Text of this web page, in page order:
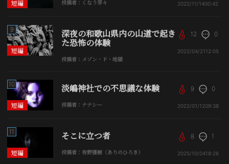
短編 投稿者：くなう芽々 2022/11/1400:42
短編
9 深夜の和歌山県内の山道で起き
た恐怖の体験
投稿者：メゾン・ド・地獄
12 0
2022/04/21 12:05
短編
10 淡嶋神社での不思議な体験
投稿者：ナナシー
9 0
2022/01/1209:38
短編
11 そこに立つ者
投稿者：有野優樹（ありのひろき）
8 1
2025/10/0418:26